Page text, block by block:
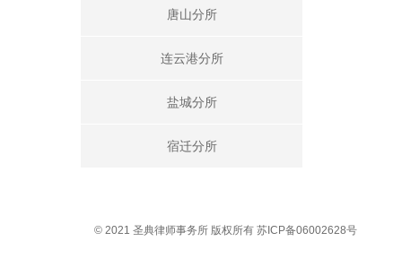
唐山分所
连云港分所
盐城分所
宿迁分所
© 2021 圣典律师事务所 版权所有 苏ICP备06002628号